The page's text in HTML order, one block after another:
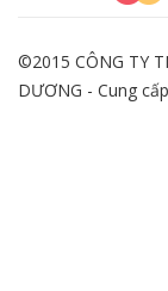
©2015 CÔNG TY
DƯƠNG - Cung